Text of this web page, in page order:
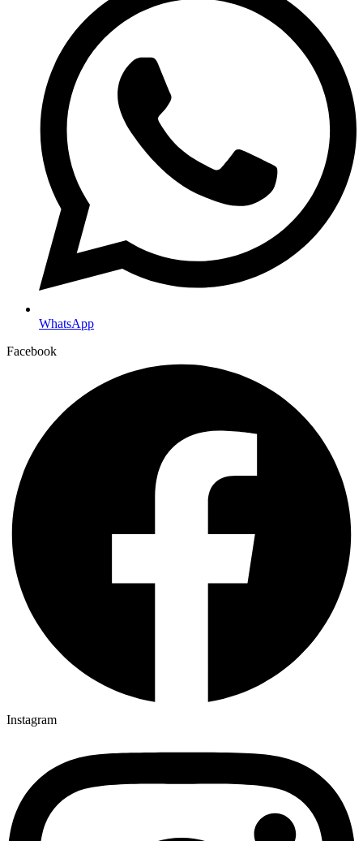
WhatsApp
Facebook
Instagram